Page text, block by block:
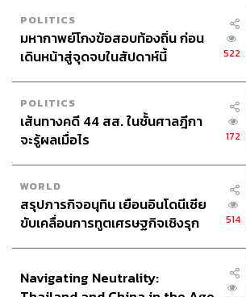
POLITICS
มหากาพย์โกงข้อสอบท้องถิ่น ก่อน
เดินหน้าสู่จุดจบในสัปดาห์นี้
522
POLITICS
เส้นทางคดี 44 สส. ในชั้นศาลฎีกา
จะรู้ผลเมื่อไร
172
WORLD
สรุปภารกิจอนุทิน เยือนอินโดนีเซีย
ขับเคลื่อนการทูตเศรษฐกิจเชิงรุก
514
Navigating Neutrality: